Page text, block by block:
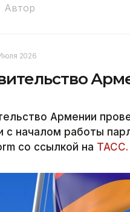
Автор
2026
Армении
с началом работы
со ссылкой на ТАСС.